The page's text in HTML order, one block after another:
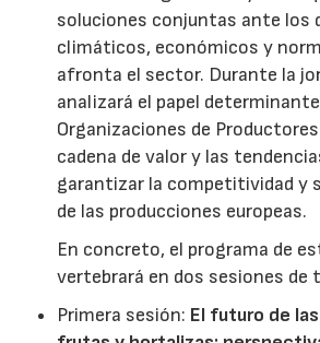
soluciones conjuntas ante los
climáticos, económicos y
afronta el sector. Durante la
analizará el papel
Organizaciones de Productores
cadena de valor y las
garantizar la competitividad y
de las producciones europeas.
En concreto, el programa de
vertebrará en dos sesiones de
Primera sesión: El futuro de las